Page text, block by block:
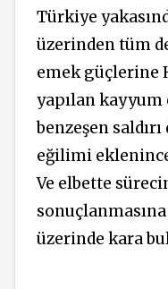
Türkiye
üzerinden tüm
emek güçlerine
yapılan
benzeşen
eğilimi
Ve elbette
üzerinde kara